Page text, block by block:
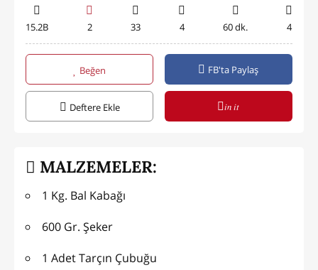
15.2B 2 33 4 60 dk. 4
Beğen FB'ta Paylaş
Deftere Ekle in it
MALZEMELER:
1 Kg. Bal Kabağı
600 Gr. Şeker
1 Adet Tarçın Çubuğu